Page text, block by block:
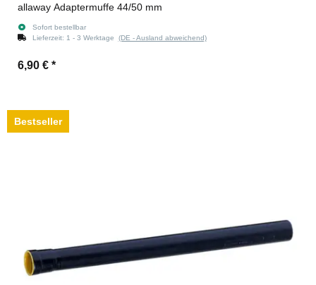
allaway Adaptermuffe 44/50 mm
Sofort bestellbar
Lieferzeit: 1 - 3 Werktage (DE - Ausland abweichend)
6,90 € *
Bestseller